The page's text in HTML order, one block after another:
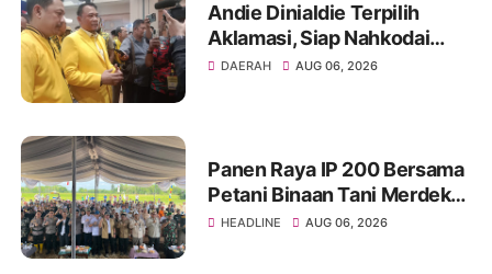
Andie Dinialdie Terpilih
Aklamasi, Siap Nahkodai
Golkar Sumsel dengan
DAERAH AUG 06, 2026
Panen Raya IP 200 Bersama
Petani Binaan Tani Merdeka
Indonesia Ogan Ilir
HEADLINE AUG 06, 2026